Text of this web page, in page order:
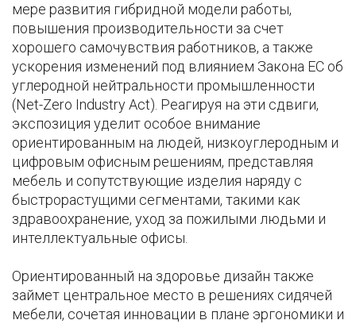
мере развития гибридной модели работы,
повышения производительности за счет
хорошего самочувствия работников, а также
ускорения изменений под влиянием Закона ЕС об
углеродной нейтральности промышленности
(Net-Zero Industry Act). Реагируя на эти сдвиги,
экспозиция уделит особое внимание
ориентированным на людей, низкоуглеродным и
цифровым офисным решениям, представляя
мебель и сопутствующие изделия наряду с
быстрорастущими сегментами, такими как
здравоохранение, уход за пожилыми людьми и
интеллектуальные офисы.
Ориентированный на здоровье дизайн также
займет центральное место в решениях сидячей
мебели, сочетая инновации в плане эргономики и